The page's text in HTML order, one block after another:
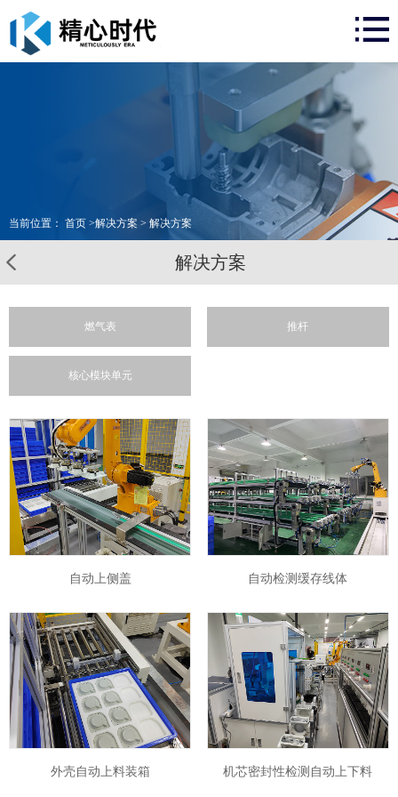
网站首页
关于我们
联系我们
当前位置： 首页 >解决方案 > 解决方案
解决方案
燃气表 推杆
核心模块单元
自动上侧盖 自动检测缓存线体
外壳自动上料装箱 机芯密封性检测自动上下料